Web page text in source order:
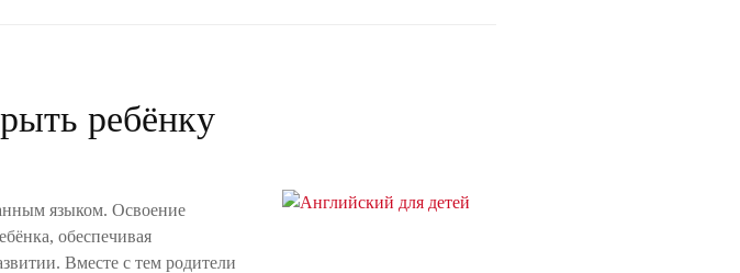
ребёнку
языком. Освоение
обеспечивая
Вместе с тем родители